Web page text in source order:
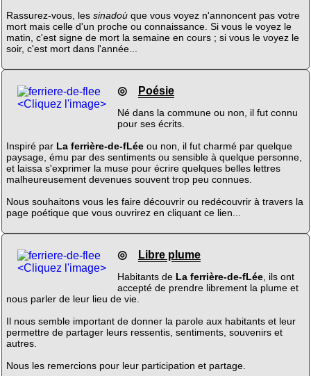
Rassurez-vous, les sinadoùque vous voyez n'annoncent pas votre
mort mais celle d'un proche ou connaissance. Si vous le voyez le
matin, c'est signe de mort la semaine en cours ; si vous le voyez le
soir, c'est mort dans l'année...
<Cliquez l'image>
◎ Poésie
Né dans la commune ou non, il fut connu
pour ses écrits.
Inspiré par La ferrière-de-fLéeou non, il fut charmé par quelque
paysage, ému par des sentiments ou sensible à quelque personne,
et laissa s'exprimer la muse pour écrire quelques belles lettres
malheureusement devenues souvent trop peu connues.
Nous souhaitons vous les faire découvrir ou redécouvrir à travers la
page poétique que vous ouvrirez en cliquant ce lien...
<Cliquez l'image>
◎ Libre plume
Habitants de La ferrière-de-fLée, ils ont
accepté de prendre librement la plume et
nous parler de leur lieu de vie.
Il nous semble important de donner la parole aux habitants et leur
permettre de partager leurs ressentis, sentiments, souvenirs et
autres.
Nous les remercions pour leur participation et partage.